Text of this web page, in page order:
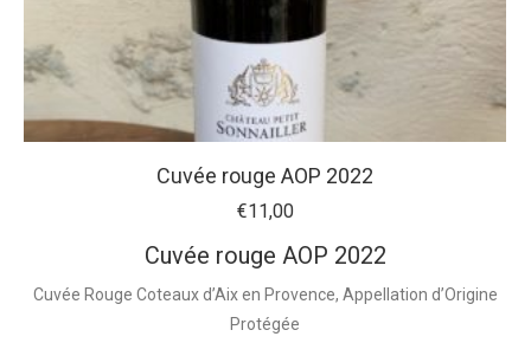
Cuvée rouge AOP 2022
€11,00
Cuvée rouge AOP 2022
Cuvée Rouge Coteaux d’Aix en Provence, Appellation d’Origine
Protégée